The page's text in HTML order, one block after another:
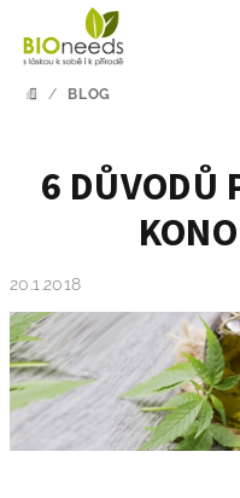
obsah
DOMŮ
/ BLOG
6 DŮVODŮ
20.1.2018